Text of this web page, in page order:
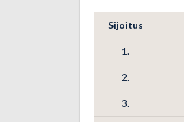
Sijoitus
1.
2.
3.